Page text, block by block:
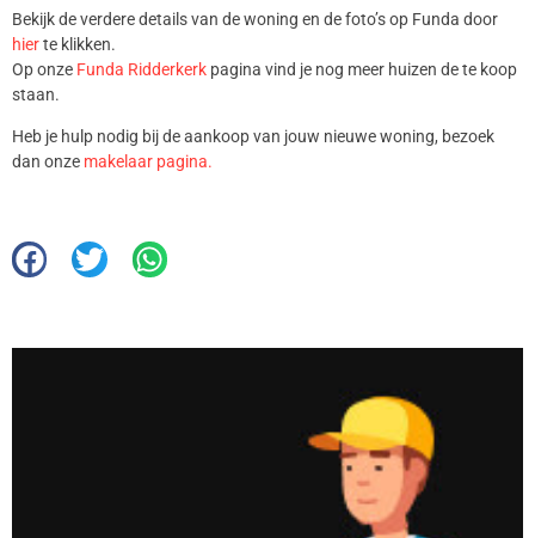
Bekijk de verdere details van de woning en de foto’s op Funda door
hierte klikken.
Op onze Funda Ridderkerk pagina vind je nog meer huizen de te koop
staan.
Heb je hulp nodig bij de aankoop van jouw nieuwe woning, bezoek
dan onze makelaar pagina.